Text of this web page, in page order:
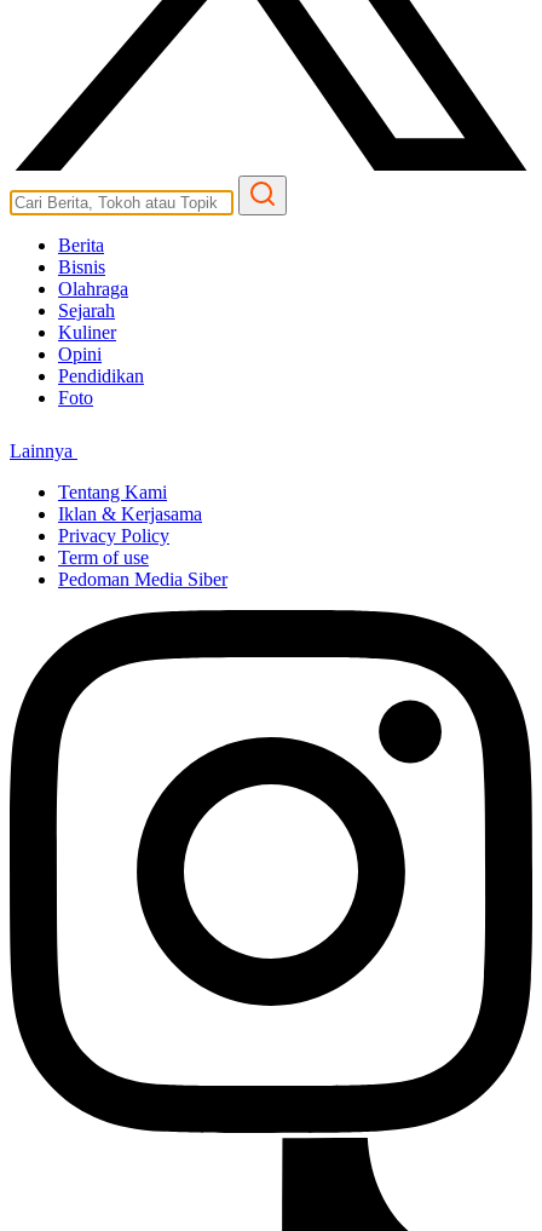
Berita
Bisnis
Olahraga
Sejarah
Kuliner
Opini
Pendidikan
Foto
Lainnya
Tentang Kami
Iklan & Kerjasama
Privacy Policy
Term of use
Pedoman Media Siber